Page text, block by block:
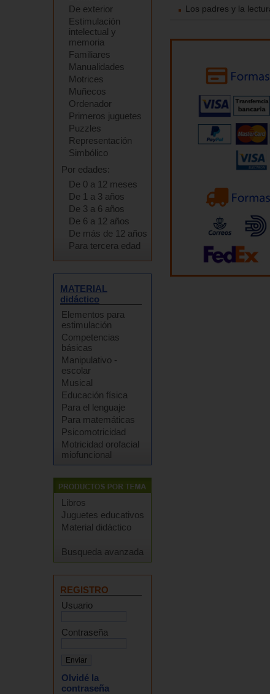
De exterior
Estimulación
intelectual y
memoria
Familiares
Manualidades
Motrices
Muñecos
Ordenador
Primeros juguetes
Puzzles
Representación
Simbólico
Por edades:
De 0 a 12 meses
De 1 a 3 años
De 3 a 6 años
De 6 a 12 años
De más de 12 años
Para tercera edad
MATERIAL
didáctico
Elementos para
estimulación
Competencias
básicas
Manipulativo -
escolar
Musical
Educación física
Para el lenguaje
Para matemáticas
Psicomotricidad
Motricidad orofacial
miofuncional
Libros
Juguetes educativos
Material didáctico
Busqueda avanzada
REGISTRO
Usuario
Contraseña
Olvidé la
contraseña
Los padres y la